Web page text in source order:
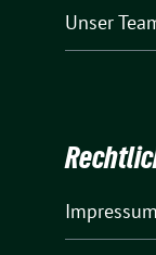
Unser
Impressum